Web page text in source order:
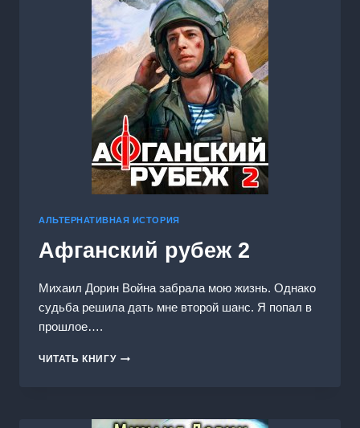
АЛЬТЕРНАТИВНАЯ ИСТОРИЯ
Афганский рубеж 2
Михаил Дорин Война забрала мою жизнь. Однако
судьба решила дать мне второй шанс. Я попал в
прошлое….
ЧИТАТЬ КНИГУАФГАНСКИЙ